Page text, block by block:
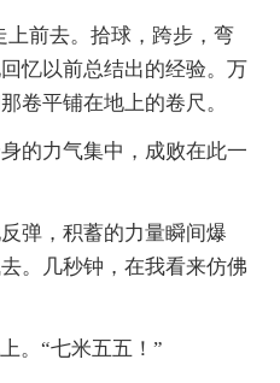
前去。拾球，跨步，弯
忆以前总结出的经验。万
卷平铺在地上的卷尺。
力气集中，成败在此一
，积蓄的力量瞬间爆
。几秒钟，在我看来仿佛
。“七米五五！”